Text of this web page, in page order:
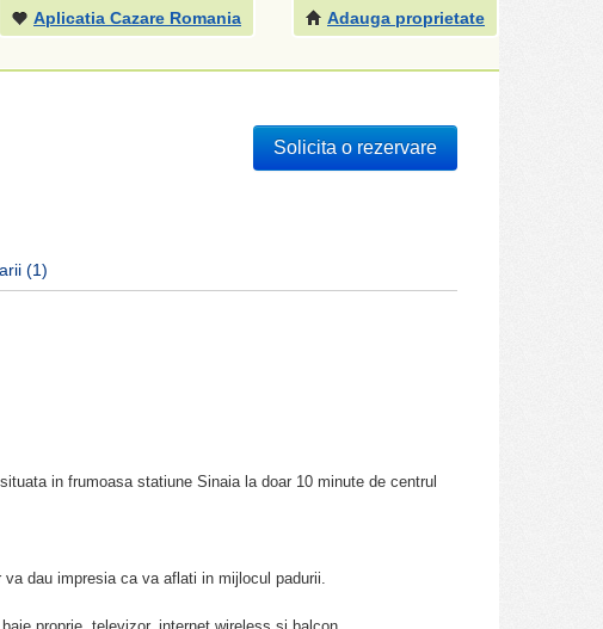
Adauga proprietate
Aplicatia Cazare Romania
(1)
Solicita o rezervare
in frumoasa statiune Sinaia la doar 10 minute de centrul
dau impresia ca va aflati in mijlocul padurii.